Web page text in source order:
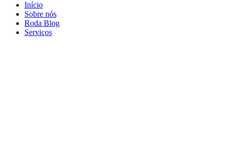
Início
Sobre nós
Roda Blog
Serviços